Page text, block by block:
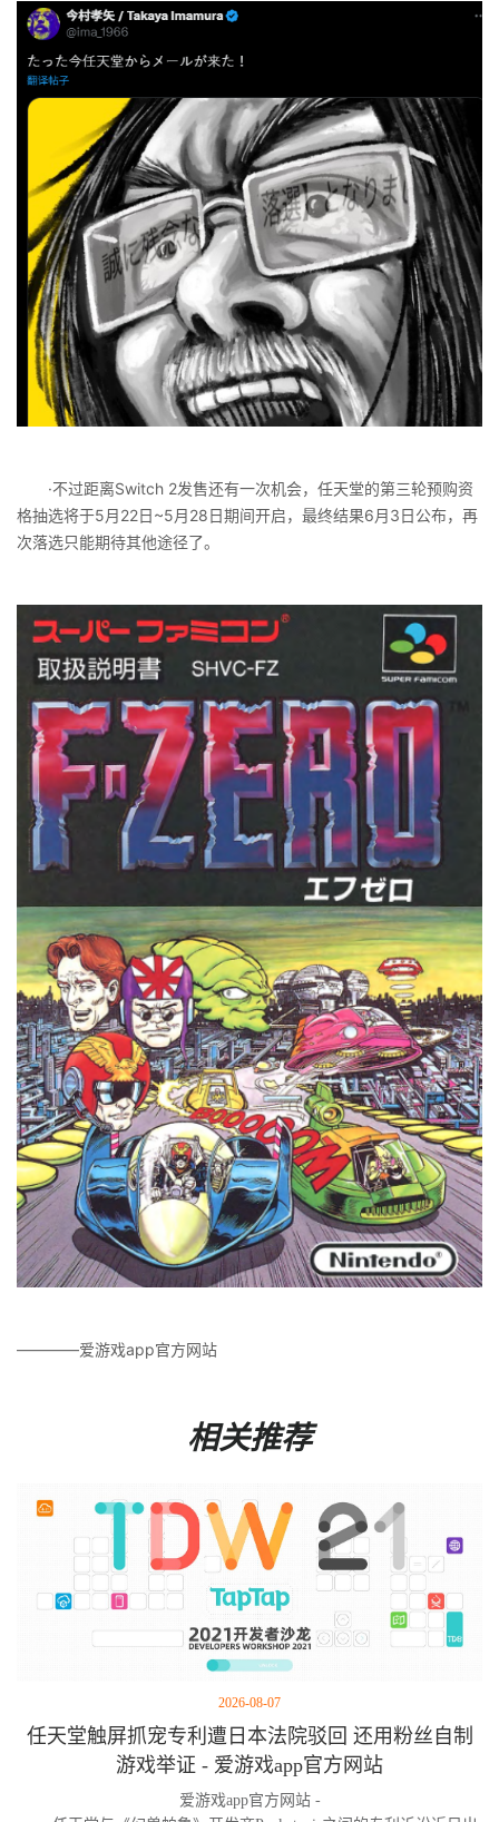
·不过距离Switch 2发售还有一次机会，任天堂的第三轮预购资
格抽选将于5月22日~5月28日期间开启，最终结果6月3日公布，再
次落选只能期待其他途径了。
————爱游戏app官方网站
相关推荐
2026-08-07
任天堂触屏抓宠专利遭日本法院驳回 还用粉丝自制
游戏举证 - 爱游戏app官方网站
爱游戏app官方网站 -